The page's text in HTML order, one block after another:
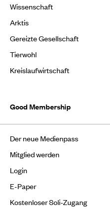
Wissenschaft
Arktis
Gereizte Gesellschaft
Tierwohl
Kreislaufwirtschaft
Good Membership
Der neue Medienpass
Mitglied werden
Login
E-Paper
Kostenloser Soli-Zugang